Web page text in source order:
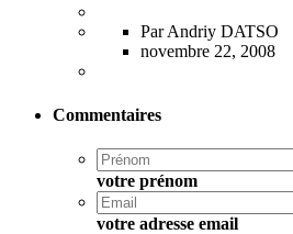
Par Andriy DATSO
novembre 22, 2008
Commentaires
votre prénom
votre adresse email